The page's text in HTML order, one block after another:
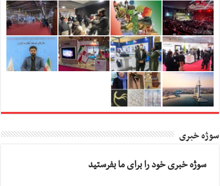
سوژه خبری
سوژه خبری خود را برای ما بفرستید